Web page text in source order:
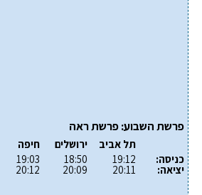
פרשת השבוע: פרשת ראה
כניסה:
יציאה:
תל אביב
19:12
20:11
ירושלים
18:50
20:09
חיפה
19:03
20:12